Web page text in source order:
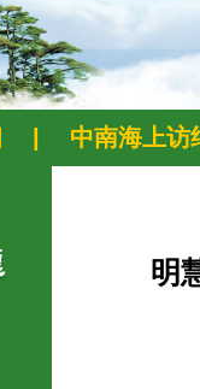
中南海上访
明